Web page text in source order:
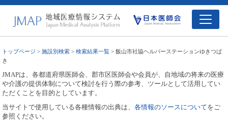
トップページ >施設別検索 >検索結果一覧 > 飯山市社協ヘルパーステーションゆきつば
き
JMAPは、各都道府県医師会、郡市区医師会や会員が、自地域の将来の医療
や介護の提供体制について検討を行う際の参考、ツールとして活用してい
ただくことを目的としています。
当サイトで使用している各種情報の出典は、各情報のソースについてをご
参照ください。